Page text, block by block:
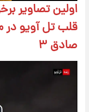
اولین تصاویر
قلب تل آویو در
صادق ۳